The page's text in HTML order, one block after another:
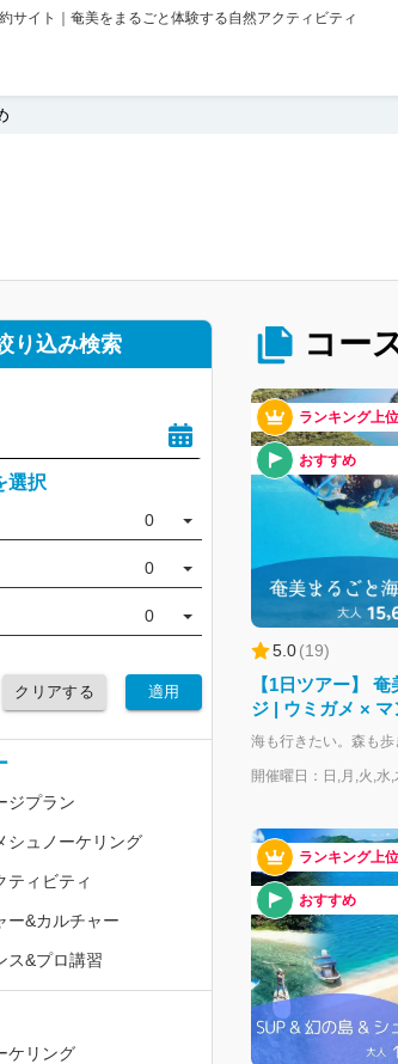
サイト｜奄美をまるごと体験する自然アクティビティ
り込み検索
選択
0
0
0
クリアする 適用
ジプラン
シュノーケリング
ティビティ
ー&カルチャー
ス&プロ講習
ケリング
コー
ランキング上位
おすすめ
5.0(19)
【1日ツアー】
ジ | ウミガメ ×
少人数制プラン
開催曜日：日,月,火,水,
ランキング上位
おすすめ